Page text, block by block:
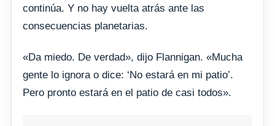
continúa. Y no hay vuelta atrás ante las
consecuencias planetarias.
«Da miedo. De verdad», dijo Flannigan. «Mucha
gente lo ignora o dice: ‘No estará en mi patio’.
Pero pronto estará en el patio de casi todos».